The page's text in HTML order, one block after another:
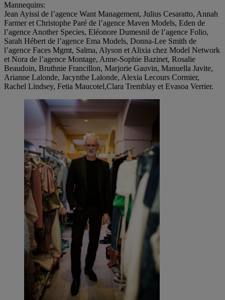
Mannequins:
Jean Ayissi de l’agence Want Management, Julius Cesaratto, Annah
Farmer et Christophe Paré de l’agence Maven Models, Eden de
l’agence Another Species, Eléonore Dumesnil de l’agence Folio,
Sarah Hébert de l’agence Ema Models, Donna-Lee Smith de
l’agence Faces Mgmt, Salma, Alyson et Alixia chez Model Network
et Nora de l’agence Montage, Anne-Sophie Bazinet, Rosalie
Beaudoin, Bruthnie Francillon, Marjorie Gauvin, Manuella Javite,
Arianne Lalonde, Jacynthe Lalonde, Alexia Lecours Cormier,
Rachel Lindsey, Fetia Maucotel,Clara Tremblay et Evasoa Verrier.